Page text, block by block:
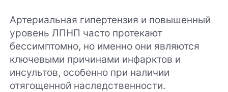
Артериальная гипертензия и повышенный
уровень ЛПНП часто протекают
бессимптомно, но именно они являются
ключевыми причинами инфарктов и
инсультов, особенно при наличии
отягощенной наследственности.